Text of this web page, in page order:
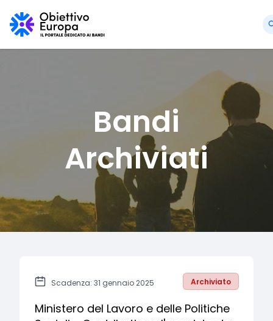
Bandi
Archiviati
Scadenza: 31 gennaio 2025 Archiviato
Ministero del Lavoro e delle Politiche